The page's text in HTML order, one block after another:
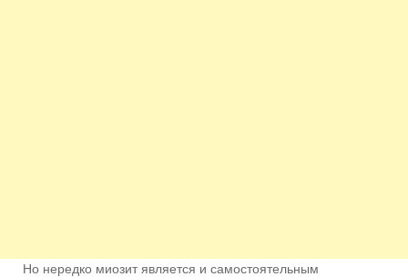
Но нередко миозит является и самостоятельным